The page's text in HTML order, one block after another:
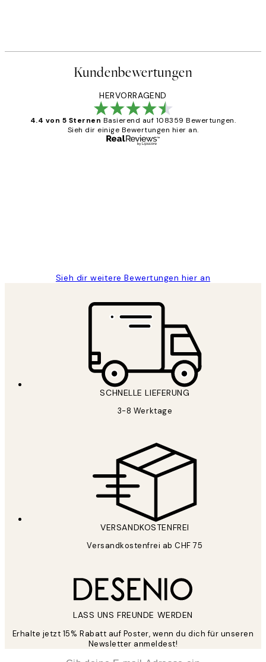
Kundenbewertungen
HERVORRAGEND
4.4 von 5 Sternen Basierend auf 108359 Bewertungen.
Sieh dir einige Bewertungen hier an.
Sieh dir weitere Bewertungen hier an
SCHNELLE LIEFERUNG
3-8 Werktage
VERSANDKOSTENFREI
Versandkostenfrei ab CHF 75
LASS UNS FREUNDE WERDEN
Erhalte jetzt 15% Rabatt auf Poster, wenn du dich für unseren
Newsletter anmeldest!